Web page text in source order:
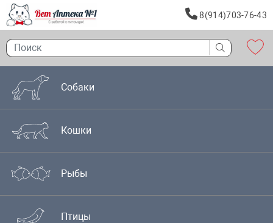
8(914)703-76-43
Собаки
Кошки
Рыбы
Птицы